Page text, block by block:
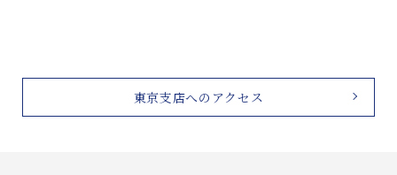
東京支店へのアクセス